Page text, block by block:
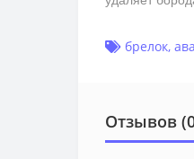
брелок,
Отзывов